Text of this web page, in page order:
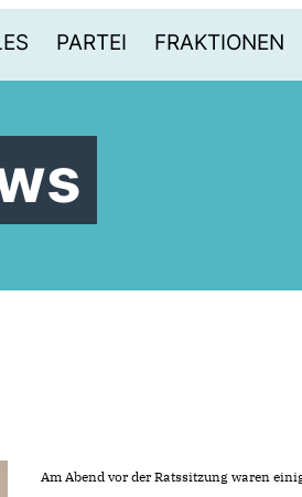
PARTEI FRAKTIONEN
Am Abend vor der Ratssitzung waren